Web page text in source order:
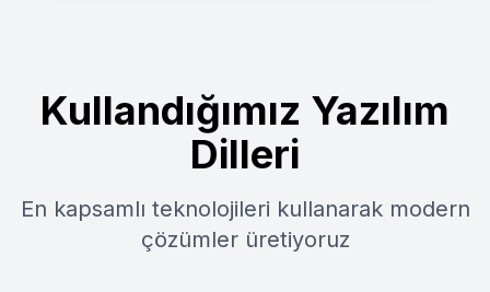
Kullandığımız Yazılım
Dilleri
En kapsamlı teknolojileri kullanarak modern
çözümler üretiyoruz